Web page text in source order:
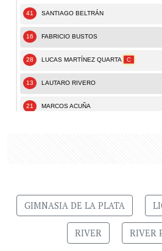
GIMNASIA DE LA PLATA
RIVER RIVER